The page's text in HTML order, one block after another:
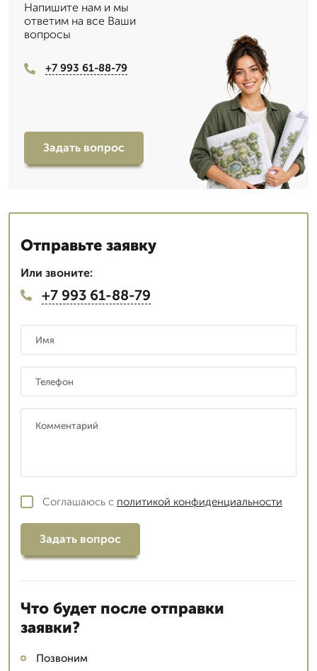
Напишите нам и мы
ответим на все Ваши
вопросы
+7 993 61-88-79
Задать вопрос
Отправьте заявку
Или звоните:
+7 993 61-88-79
Соглашаюсь с политикой конфиденциальности
Задать вопрос
Что будет после отправки
заявки?
Позвоним